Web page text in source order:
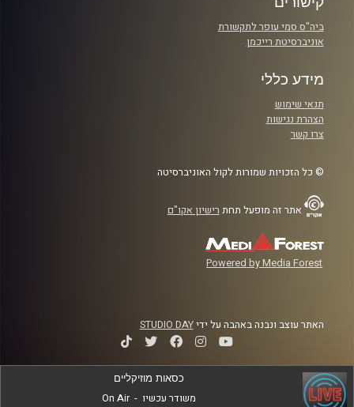
ביה"ס סמי עופר לתקשורת
אוניברסיטת רייכמן
מידע כללי
תנאי שימוש
הצהרת נגישות
צרו קשר
© כל הזכויות שמורות לקול האוניברסיטה
אתר זה מופעל תחת רישיון אקו"ם
Powered by Media Forest
האתר עוצב ונבנה באהבה על ידיSTUDIO DAY
כסאות מוזיקליים
משודר עכשיו -
On Air